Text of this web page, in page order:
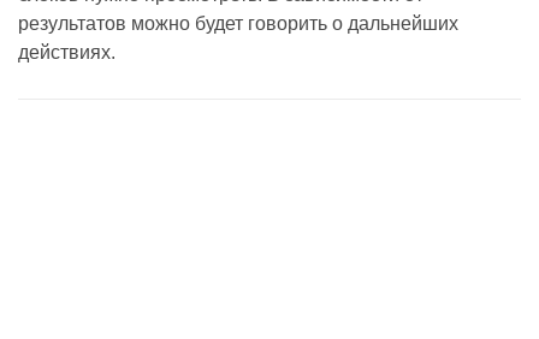
результатов можно будет говорить о дальнейших
действиях.